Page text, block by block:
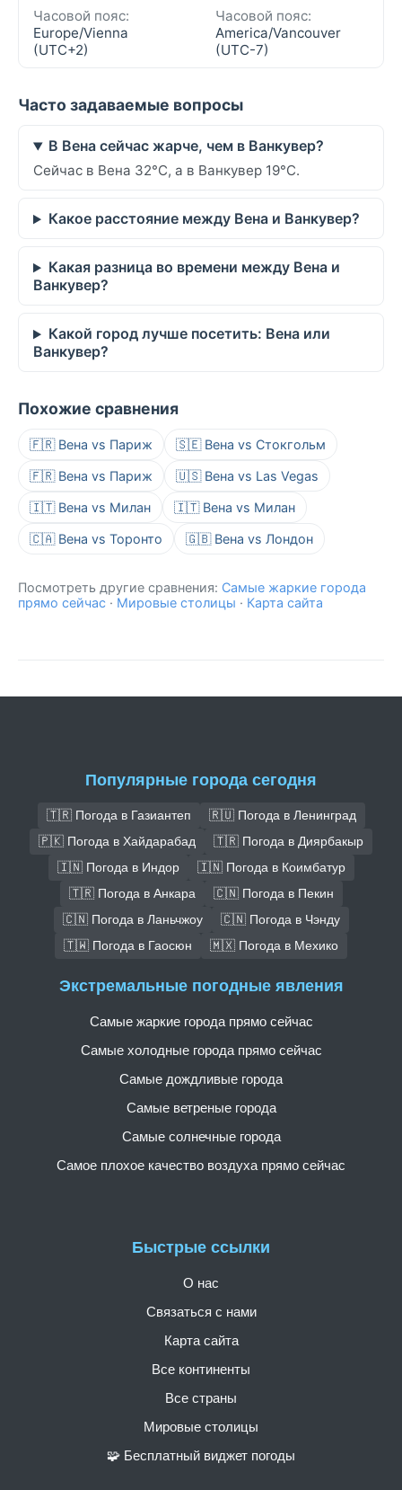
Часовой пояс:
Europe/Vienna
(UTC+2)
Часовой пояс:
America/Vancouver
(UTC-7)
Часто задаваемые вопросы
В Вена сейчас жарче, чем в Ванкувер?
Сейчас в Вена 32°C, а в Ванкувер 19°C.
Какое расстояние между Вена и Ванкувер?
Какая разница во времени между Вена и
Ванкувер?
Какой город лучше посетить: Вена или
Ванкувер?
Похожие сравнения
🇫🇷 Вена vs Париж 🇸🇪 Вена vs Стокгольм
🇫🇷 Вена vs Париж 🇺🇸 Вена vs Las Vegas
🇮🇹 Вена vs Милан 🇮🇹 Вена vs Милан
🇨🇦 Вена vs Торонто 🇬🇧 Вена vs Лондон
Посмотреть другие сравнения: Самые жаркие города
прямо сейчас · Мировые столицы · Карта сайта
Популярные города сегодня
🇹🇷 Погода в Газиантеп
🇷🇺 Погода в Ленинград
🇵🇰 Погода в Хайдарабад
🇹🇷 Погода в Диярбакыр
🇮🇳 Погода в Индор
🇮🇳 Погода в Коимбатур
🇹🇷 Погода в Анкара
🇨🇳 Погода в Пекин
🇨🇳 Погода в Ланьчжоу
🇨🇳 Погода в Чэнду
🇹🇼 Погода в Гаосюн
🇲🇽 Погода в Мехико
Быстрые ссылки
О нас
Связаться с нами
Карта сайта
Все континенты
Все страны
Мировые столицы
🧩 Бесплатный виджет погоды
Экстремальные погодные явления
Самые жаркие города прямо сейчас
Самые холодные города прямо сейчас
Самые дождливые города
Самые ветреные города
Самые солнечные города
Самое плохое качество воздуха прямо сейчас